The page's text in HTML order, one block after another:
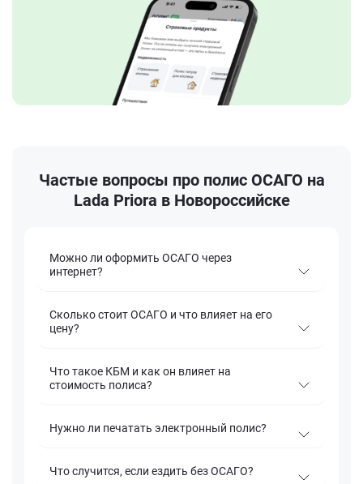
Частые вопросы про полис ОСАГО на
Lada Priora в Новороссийске
Можно ли оформить ОСАГО через
интернет?
Сколько стоит ОСАГО и что влияет на его
цену?
Что такое КБМ и как он влияет на
стоимость полиса?
Нужно ли печатать электронный полис?
Что случится, если ездить без ОСАГО?